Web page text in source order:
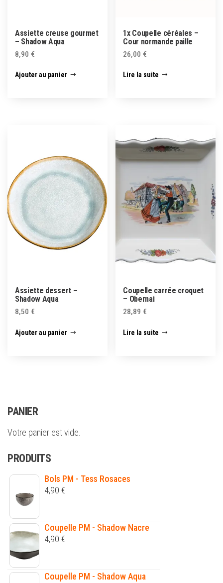
Assiette creuse gourmet
– Shadow Aqua
8,90 €
Ajouter au panier
1x Coupelle céréales –
Cour normande paille
26,00 €
Lire la suite
Assiette dessert –
Shadow Aqua
8,50 €
Ajouter au panier
Coupelle carrée croquet
– Obernai
28,89 €
Lire la suite
PANIER
Votre panier est vide.
PRODUITS
Bols PM - Tess Rosaces
4,90 €
Coupelle PM - Shadow Nacre
4,90 €
Coupelle PM - Shadow Aqua